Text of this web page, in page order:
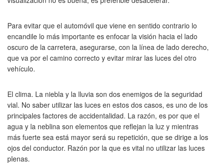
Para evitar que el automóvil que viene en sentido contrario lo
encandile lo más importante es enfocar la visión hacia el lado
oscuro de la carretera, asegurarse, con la línea de lado derecho,
que va por el camino correcto y evitar mirar las luces del otro
vehículo.
El clima. La niebla y la lluvia son dos enemigos de la seguridad
vial. No saber utilizar las luces en estos dos casos, es uno de los
principales factores de accidentalidad. La razón, es por que el
agua y la neblina son elementos que reflejan la luz y mientras
más fuerte sea está mayor será su repetición, que se dirige a los
ojos del conductor. Razón por la que es vital no utilizar las luces
plenas.